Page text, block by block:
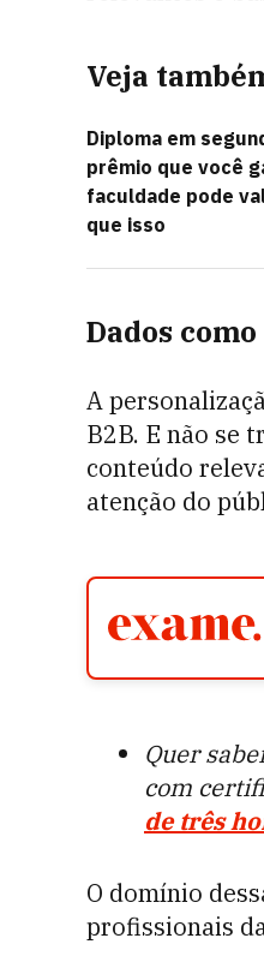
Veja
Diploma em
prêmio que você
faculdade pode
que isso
Dados
A
B2B. E não se
conteúdo
atenção do
Quer
com
de três
O domínio
profissionais